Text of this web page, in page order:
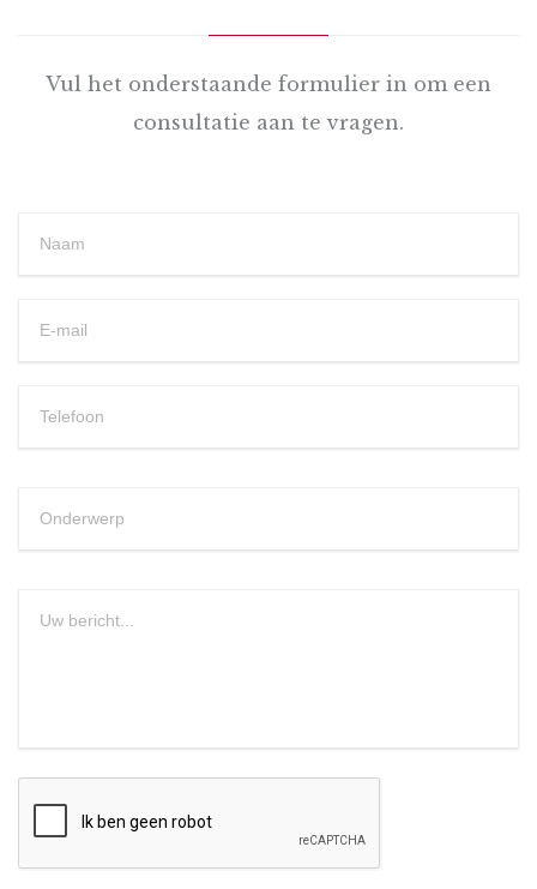
Vul het onderstaande formulier in om een
consultatie aan te vragen.